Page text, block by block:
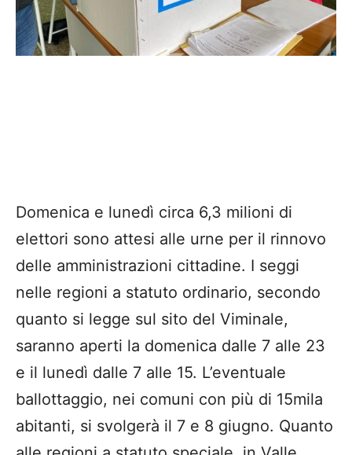
Domenica e lunedì circa 6,3 milioni di
elettori sono attesi alle urne per il rinnovo
delle amministrazioni cittadine. I seggi
nelle regioni a statuto ordinario, secondo
quanto si legge sul sito del Viminale,
saranno aperti la domenica dalle 7 alle 23
e il lunedì dalle 7 alle 15. L’eventuale
ballottaggio, nei comuni con più di 15mila
abitanti, si svolgerà il 7 e 8 giugno. Quanto